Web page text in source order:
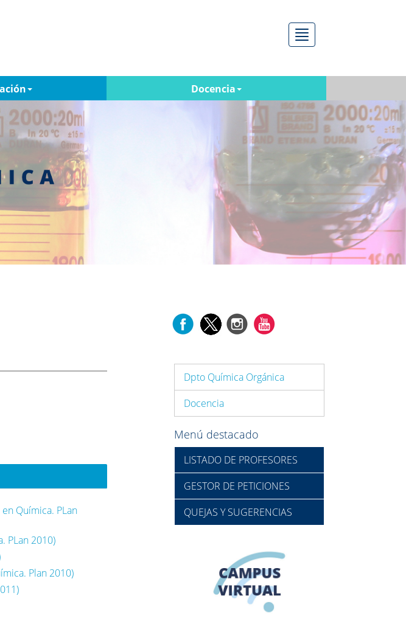
Menú
Docencia
Química. PLan
PLan 2010)
Plan 2010)
Dpto Química Orgánica
Docencia
Menú destacado
LISTADO DE PROFESORES
GESTOR DE PETICIONES
QUEJAS Y SUGERENCIAS